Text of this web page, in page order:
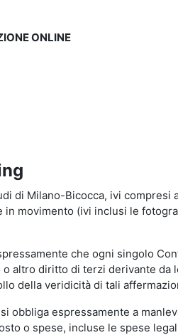
ONLINE
di Milano-Bicocca, ivi
movimento (ivi inclusi le
che ogni singolo
altro diritto di terzi derivante
della veridicità di tali
espressamente a
o spese, incluse le spese